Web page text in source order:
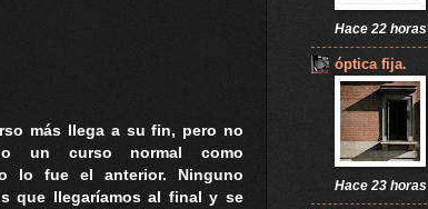
más llega a su fin, pero no
un curso normal como
lo fue el anterior. Ninguno
que llegaríamos al final y se
Hace 22 horas
óptica fija.
Hace 23 horas